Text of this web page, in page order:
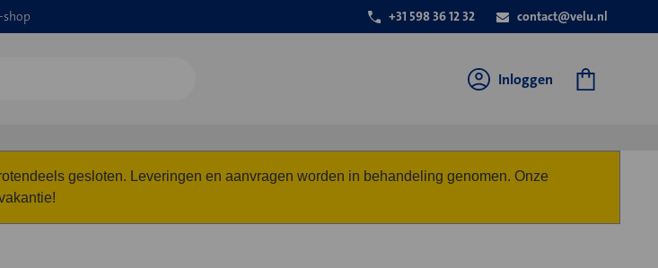
+31 598 36 12 32 contact@velu.nl
Inloggen
gesloten. Leveringen en aanvragen worden in behandeling genomen. Onze